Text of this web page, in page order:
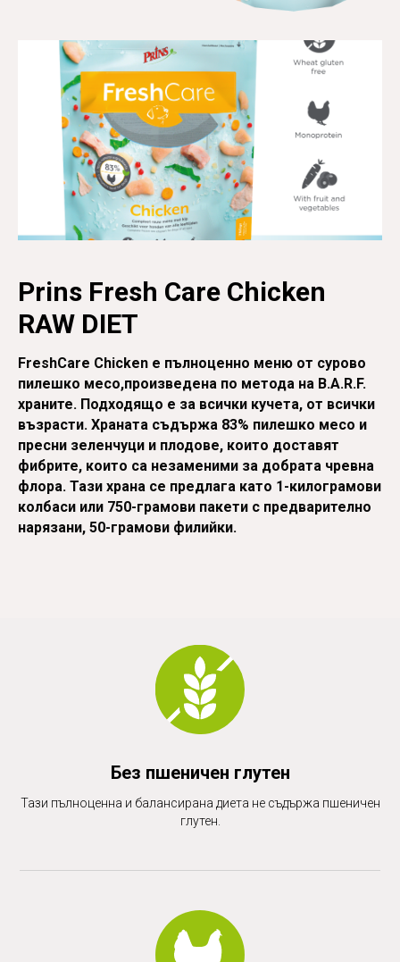
Prins Fresh Care Chicken
RAW DIET
FreshCare Chicken е пълноценно меню от сурово
пилешко месо,произведена по метода на B.A.R.F.
храните. Подходящо е за всички кучета, от всички
възрасти. Храната съдържа 83% пилешко месо и
пресни зеленчуци и плодове, които доставят
фибрите, които са незаменими за добрата чревна
флора. Тази храна се предлага като 1-килограмови
колбаси или 750-грамови пакети с предварително
нарязани, 50-грамови филийки.
Без пшеничен глутен
Тази пълноценна и балансирана диета не съдържа пшеничен
глутен.